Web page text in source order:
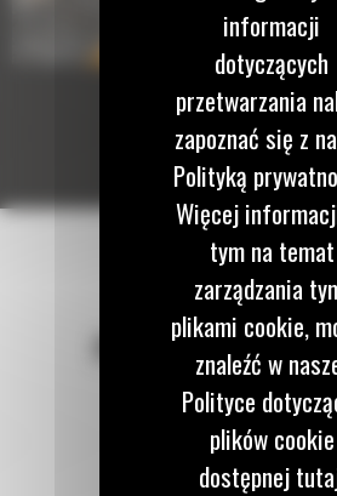
POZOSTAŃMY W
informacji
dotyczących
przetwarzania
zapoznać się z
Polityką
Więcej
tym na temat
zarządzania
plikami cookie,
znaleźć w
Polityce
plików cookie
dostępnej